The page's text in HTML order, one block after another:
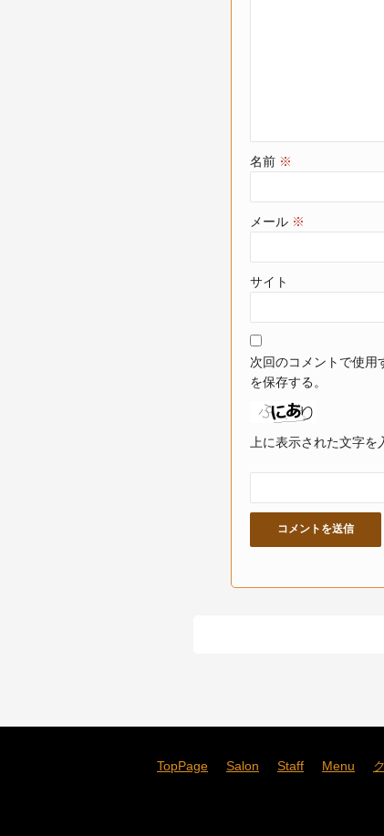
名前 ※
メール ※
サイト
次回のコメントで使用
を保存する。
上に表示された文字を
TopPage Salon Staff Menu